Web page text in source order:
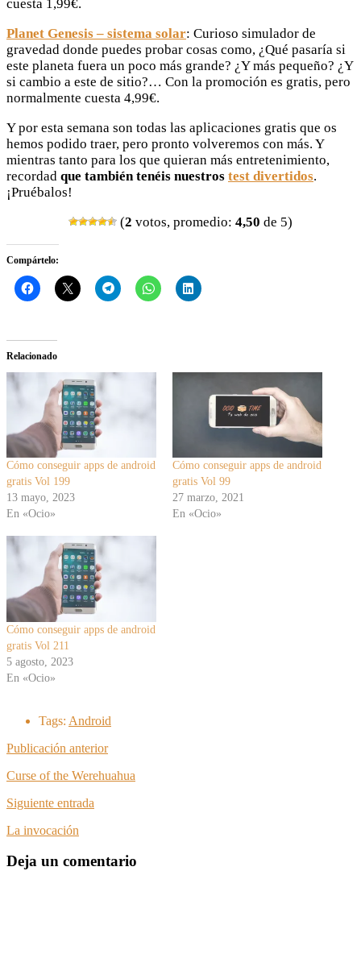
cuesta 1,99€.
Planet Genesis – sistema solar: Curioso simulador de
gravedad donde puedes probar cosas como, ¿Qué pasaría si
este planeta fuera un poco más grande? ¿Y más pequeño? ¿Y
si cambio a este de sitio?… Con la promoción es gratis, pero
normalmente cuesta 4,99€.
Y por esta semana son todas las aplicaciones gratis que os
hemos podido traer, pero pronto volveremos con más. Y
mientras tanto para los que quieran más entretenimiento,
recordad que también tenéis nuestros test divertidos.
¡Pruébalos!
(2 votos, promedio: 4,50 de 5)
Compártelo:
Relacionado
Cómo conseguir apps de android
gratis Vol 199
13 mayo, 2023
En «Ocio»
Cómo conseguir apps de android
gratis Vol 99
27 marzo, 2021
En «Ocio»
Cómo conseguir apps de android
gratis Vol 211
5 agosto, 2023
En «Ocio»
Tags: Android
Publicación anterior
Curse of the Werehuahua
Siguiente entrada
La invocación
Deja un comentario